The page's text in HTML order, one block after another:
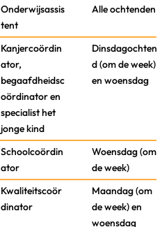
Onderwijsassis
tent
Alle ochtenden
Kanjercoördin
ator,
begaafdheidsc
oördinator en
specialist het
jonge kind
Dinsdagochten
d (om de week)
en woensdag
Schoolcoördin
ator
Woensdag (om
de week)
Kwaliteitscoör
dinator
Maandag (om
de week) en
woensdag